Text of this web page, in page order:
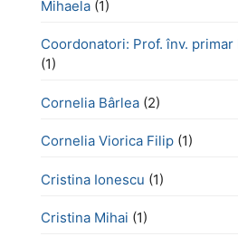
Mihaela (1)
Coordonatori: Prof. înv.
(1)
Cornelia Bârlea (2)
Cornelia Viorica Filip (1)
Cristina Ionescu (1)
Cristina Mihai (1)